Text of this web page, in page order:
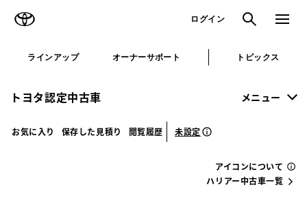
ログイン 検索 メニュ
ラインアップ オーナーサポート トピックス
トヨタ認定中古車 メニュー
お気に入り 保存した見積り 閲覧履歴 未設定
アイコンについて
ハリアー中古車一覧